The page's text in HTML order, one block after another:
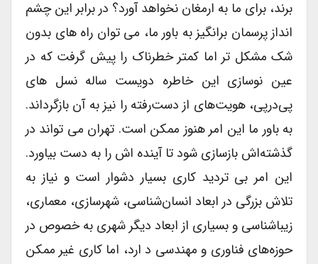
برند، برای ما به ارمغان نخواهد آورد؟ در برابر این چشم
انداز پرسمان برانگیز به باور ما، می توان راه های بدون
شک مشکل تر اما کمتر خطرناک را پیش گرفت که در
عین نوسازی این خاطره دویست ساله نسل های
پی‌در‌پی، هویت‌های از دست‌رفته را نیز به آن بازگرداند.
به باور ما این امر هنوز ممکن است. تهران می تواند در
گذشته‌اش بازسازی شود تا آینده اش را به دست بیاورد.
این امر بی تردید کاری بسیار دشوار است و نیاز به
تلاش بزرگی در ابعاد انسان‌شناسی، شهر‌‌سازی، معماری،
زیباشناسی و بسیاری از ابعاد دیگر شهری به خصوص در
حوزه‌های فناوری و مهندسی د ارد، اما کاری غیر ممکن